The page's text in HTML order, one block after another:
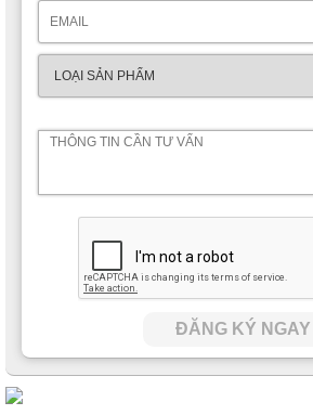
ĐĂNG KÝ NGAY